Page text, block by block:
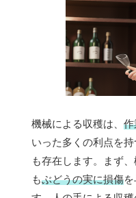
機械による収穫は、 作
いった多くの利点を
も存在します。まず
もぶどうの実に損傷